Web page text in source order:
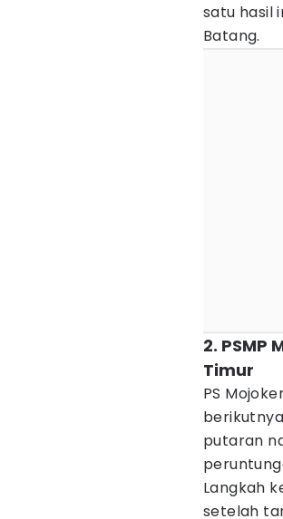
satu hasil
Batang.
2.
Timur
PS
putaran
Langkah
setelah